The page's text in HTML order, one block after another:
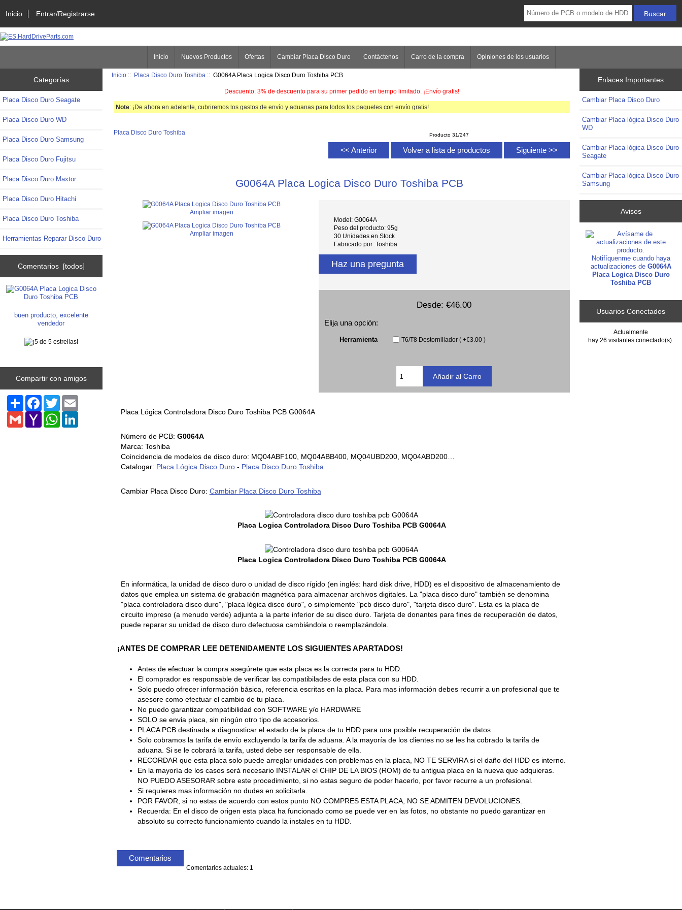
Inicio Entrar/Registrarse
Inicio Nuevos Productos Ofertas Cambiar Placa Disco Duro Contáctenos Carro de la compra Opiniones de los usuarios
Categorías
Placa Disco Duro Seagate
Placa Disco Duro WD
Placa Disco Duro Samsung
Placa Disco Duro Fujitsu
Placa Disco Duro Maxtor
Placa Disco Duro Hitachi
Placa Disco Duro Toshiba
Herramientas Reparar Disco Duro
Comentarios [todos]
buen producto, excelente
vendedor
Compartir con amigos
Share Facebook
TwitterEmail
Gmail Yahoo
Mail
WhatsAppLinkedIn
Inicio :: Placa Disco Duro Toshiba :: G0064A Placa Logica Disco Duro Toshiba PCB
Descuento: 3% de descuento para su primer pedido en tiempo limitado. ¡Envío gratis!
Note: ¡De ahora en adelante, cubriremos los gastos de envío y aduanas para todos los paquetes con envío gratis!
Placa Disco Duro Toshiba Producto 31/247
<< Anterior Volver a lista de productos Siguiente >>
G0064A Placa Logica Disco Duro Toshiba PCB
Ampliar imagen
Ampliar imagen
Model: G0064A
Peso del producto: 95g
30 Unidades en Stock
Fabricado por: Toshiba
Haz una pregunta
Desde:€46.00
Elija una opción:
Herramienta T6/T8 Destornillador ( +€3.00 )
Placa Lógica Controladora Disco Duro Toshiba PCB G0064A
Número de PCB: G0064A
Marca: Toshiba
Coincidencia de modelos de disco duro: MQ04ABF100, MQ04ABB400, MQ04UBD200, MQ04ABD200…
Catalogar: Placa Lógica Disco Duro- Placa Disco Duro Toshiba
Cambiar Placa Disco Duro: Cambiar Placa Disco Duro Toshiba
Placa Logica Controladora Disco Duro Toshiba PCB G0064A
Placa Logica Controladora Disco Duro Toshiba PCB G0064A
En informática, la unidad de disco duro o unidad de disco rígido (en inglés: hard disk drive, HDD) es el dispositivo de almacenamiento de
datos que emplea un sistema de grabación magnética para almacenar archivos digitales. La "placa disco duro" también se denomina
"placa controladora disco duro", "placa lógica disco duro", o simplemente "pcb disco duro", "tarjeta disco duro". Esta es la placa de
circuito impreso (a menudo verde) adjunta a la parte inferior de su disco duro. Tarjeta de donantes para fines de recuperación de datos,
puede reparar su unidad de disco duro defectuosa cambiándola o reemplazándola.
¡ANTES DE COMPRAR LEE DETENIDAMENTE LOS SIGUIENTES APARTADOS!
Antes de efectuar la compra asegúrete que esta placa es la correcta para tu HDD.
El comprador es responsable de verificar las compatibilades de esta placa con su HDD.
Solo puedo ofrecer información básica, referencia escritas en la placa. Para mas información debes recurrir a un profesional que te
asesore como efectuar el cambio de tu placa.
No puedo garantizar compatibilidad con SOFTWARE y/o HARDWARE
SOLO se envia placa, sin ningún otro tipo de accesorios.
PLACA PCB destinada a diagnosticar el estado de la placa de tu HDD para una posible recuperación de datos.
Solo cobramos la tarifa de envío excluyendo la tarifa de aduana. A la mayoría de los clientes no se les ha cobrado la tarifa de
aduana. Si se le cobrará la tarifa, usted debe ser responsable de ella.
RECORDAR que esta placa solo puede arreglar unidades con problemas en la placa, NO TE SERVIRA si el daño del HDD es interno.
En la mayoría de los casos será necesario INSTALAR el CHIP DE LA BIOS (ROM) de tu antigua placa en la nueva que adquieras.
NO PUEDO ASESORAR sobre este procedimiento, si no estas seguro de poder hacerlo, por favor recurre a un profesional.
Si requieres mas información no dudes en solicitarla.
POR FAVOR, si no estas de acuerdo con estos punto NO COMPRES ESTA PLACA, NO SE ADMITEN DEVOLUCIONES.
Recuerda: En el disco de origen esta placa ha funcionado como se puede ver en las fotos, no obstante no puedo garantizar en
absoluto su correcto funcionamiento cuando la instales en tu HDD.
Comentarios
Comentarios actuales: 1
Enlaces Importantes
Cambiar Placa Disco Duro
Cambiar Placa lógica Disco Duro
WD
Cambiar Placa lógica Disco Duro
Seagate
Cambiar Placa lógica Disco Duro
Samsung
Avisos
Notifíquenme cuando haya
actualizaciones de G0064A
Placa Logica Disco Duro
Toshiba PCB
Usuarios Conectados
Actualmente
hay 26 visitantes conectado(s).